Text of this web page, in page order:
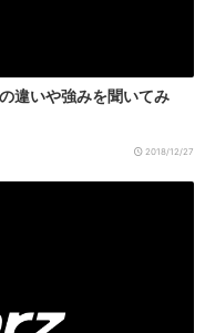
違いや強みを聞いてみ
2018/12/27